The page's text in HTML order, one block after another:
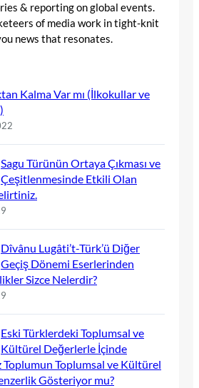
& reporting on global events.
of media work in tight-knit
news that resonates.
Kalma Var mı (İlkokullar ve
Sagu Türünün Ortaya Çıkması ve
Çeşitlenmesinde Etkili Olan
Dîvânu Lugâti’t-Türk’ü Diğer
Geçiş Dönemi Eserlerinden
Sizce Nelerdir?
Eski Türklerdeki Toplumsal ve
Kültürel Değerlerle İçinde
Toplumun Toplumsal ve Kültürel
Gösteriyor mu?